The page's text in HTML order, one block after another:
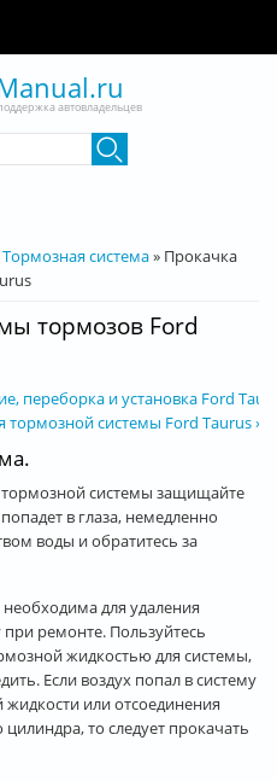
автовладельцев
Тормозная система» Прокачка
тормозов Ford
переборка и установка Ford
системы Ford Taurus ›››
системы защищайте
в глаза, немедленно
воды и обратитесь за
для удаления
ремонте. Пользуйтесь
жидкостью для системы,
Если воздух попал в систему
или отсоединения
то следует прокачать